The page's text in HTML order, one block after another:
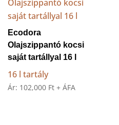
Ecodora
Olajszippantó kocsi
saját tartállyal 16 l
16 l tartály
Ár: 102,000 Ft + ÁFA